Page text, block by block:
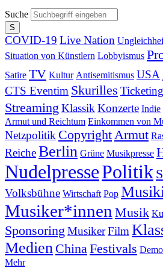
Suche
COVID-19 Live Nation
Situation von Künstlern Lobbyismus
Satire TV Kultur Antisemitismus USA
CTS Eventim Skurilles Ticketing
Streaming Klassik Konzerte Indie
Armut und Reichtum Einkommen von
Netzpolitik CopyrightArmut
ReicheBerlin Grüne Musikpresse
NudelpressePolitik
Volksbühne Wirtschaft Pop
Musiker*innen Musik
Sponsoring MusikerFilm
Medien ChinaFestivals
Mehr